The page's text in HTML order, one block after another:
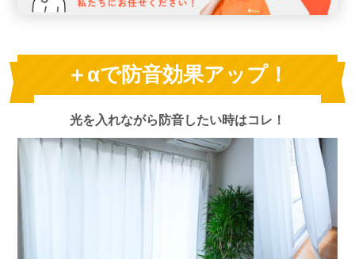
＋αで防音効果アップ！
光を入れながら防音したい時はコレ！